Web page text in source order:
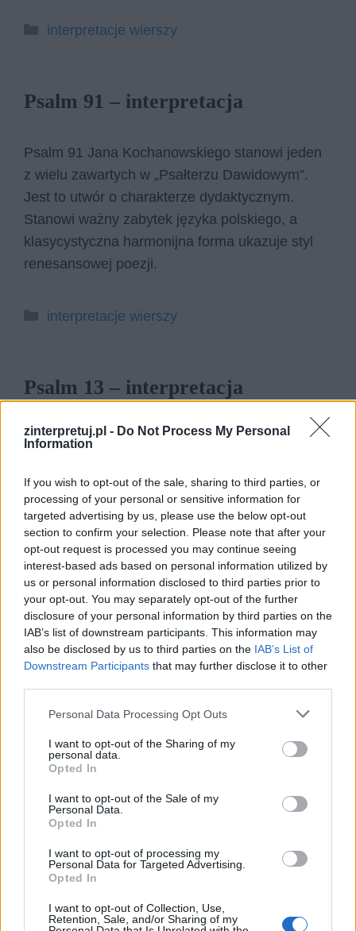
zinterpretuj.pl - Do Not Process My Personal
Information
If you wish to opt-out of the sale, sharing to third parties, or
processing of your personal or sensitive information for
targeted advertising by us, please use the below opt-out
section to confirm your selection. Please note that after your
opt-out request is processed you may continue seeing
interest-based ads based on personal information utilized by
us or personal information disclosed to third parties prior to
your opt-out. You may separately opt-out of the further
disclosure of your personal information by third parties on the
IAB’s list of downstream participants. This information may
also be disclosed by us to third parties on the IAB’s List of
Downstream Participants that may further disclose it to other
Personal Data Processing Opt Outs
I want to opt-out of the Sharing of my
personal data.
Opted In
I want to opt-out of the Sale of my
Personal Data.
Opted In
I want to opt-out of processing my
Personal Data for Targeted Advertising.
Opted In
I want to opt-out of Collection, Use,
Retention, Sale, and/or Sharing of my
Kategorie
interpretacje wierszy
Psalm 91 – interpretacja
Psalm 91 Jana Kochanowskiego stanowi jeden
z wielu zawartych w „Psałterzu Dawidowym”.
Jest to utwór o charakterze dydaktycznym.
Stanowi ważny zabytek języka polskiego, a
klasycystyczna harmonijna forma ukazuje styl
renesansowej poezji.
Kategorie
interpretacje wierszy
Psalm 13 – interpretacja
Jan Kochanowski to najbardziej znany polski
oryginalnymi trenami pisanymi do swojej
córeczki, zasłynął z translacji psalmów. Wydany
w 1579 r. „Psałterz Dawidów” w Drukarni
Łazarzowej w Krakowie zawierał 150 utworów.
Omawiana 13 pieśń jest przykładem psalmu
błagalnego.
Kategorie
interpretacje wierszy
Psalm 47 – interpretacja
Psalm 47 Jana Kochanowskiego to jeden z
tłumaczonych przez niego utworów. Jego
przekład „Księgi Psalmów” jest jednym z
Jest to pieśń pochwalna, z charakterystyczną
dla poety bogatą w odniesienia biblijne i środki
stylistyczne warstwą liryczną i klasycystyczną,
regularną budową.